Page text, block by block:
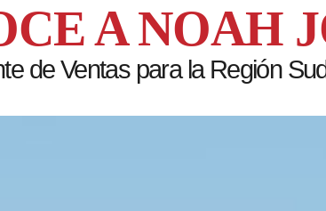
A NOAH
de Ventas para la Región